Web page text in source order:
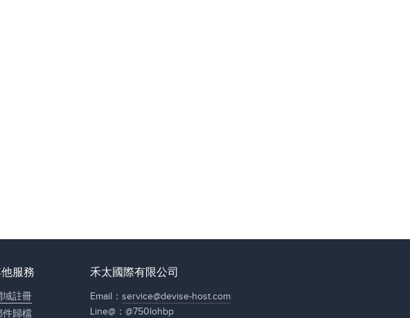
服務
域註冊
件歸檔
禾太國際有限公司
Email： service@devise-host.com
Line@： @750lohbp